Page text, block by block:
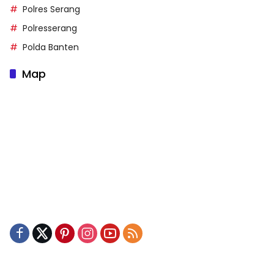
Polres Serang
Polresserang
Polda Banten
Map